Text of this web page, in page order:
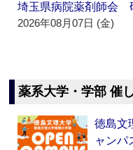
埼玉県病院薬剤師会
2026年08月07日 (金)
薬系大学・学部 催
徳島
ャン